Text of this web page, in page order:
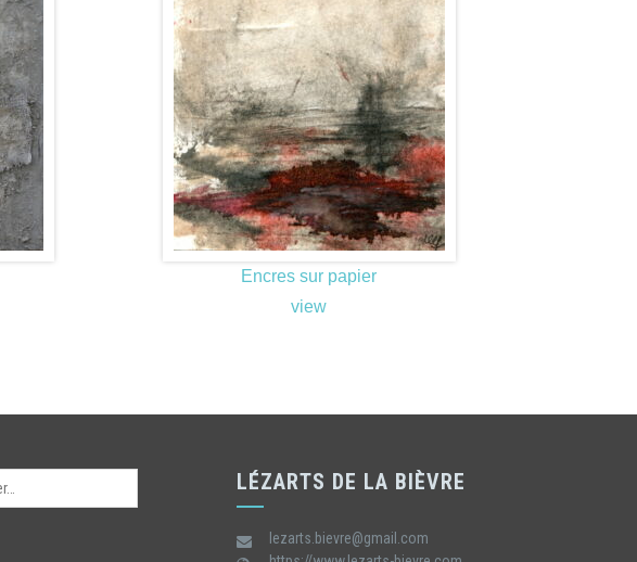
Encres sur papier
view
LÉZARTS DE LA BIÈVRE
lezarts.bievre@gmail.com